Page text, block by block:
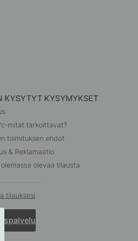
KYSYTYT KYSYMYKSET
mitat tarkoittavat?
toimituksen ehdot
& Reklamaatio
olevaa tilausta
tilauksesi